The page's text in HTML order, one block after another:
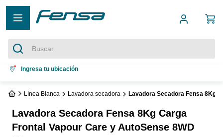
Buscar
Términos más buscados
Ingresa tu ubicación
Línea Blanca Lavadora secadora Lavadora Secadora Fensa 8Kg
Lavadora Secadora Fensa 8Kg Carga
Frontal Vapour Care y AutoSense 8WD